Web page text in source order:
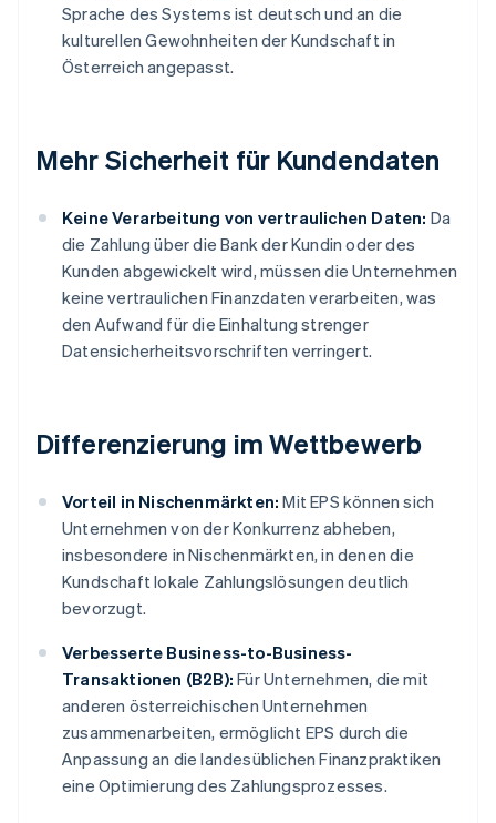
Sprache des Systems ist deutsch und an die
kulturellen Gewohnheiten der Kundschaft in
Österreich angepasst.
Mehr Sicherheit für Kundendaten
Keine Verarbeitung von vertraulichen Daten: Da
die Zahlung über die Bank der Kundin oder des
Kunden abgewickelt wird, müssen die Unternehmen
keine vertraulichen Finanzdaten verarbeiten, was
den Aufwand für die Einhaltung strenger
Datensicherheitsvorschriften verringert.
Differenzierung im Wettbewerb
Vorteil in Nischenmärkten: Mit EPS können sich
Unternehmen von der Konkurrenz abheben,
insbesondere in Nischenmärkten, in denen die
Kundschaft lokale Zahlungslösungen deutlich
bevorzugt.
Verbesserte Business-to-Business-
Transaktionen (B2B): Für Unternehmen, die mit
anderen österreichischen Unternehmen
zusammenarbeiten, ermöglicht EPS durch die
Anpassung an die landesüblichen Finanzpraktiken
eine Optimierung des Zahlungsprozesses.